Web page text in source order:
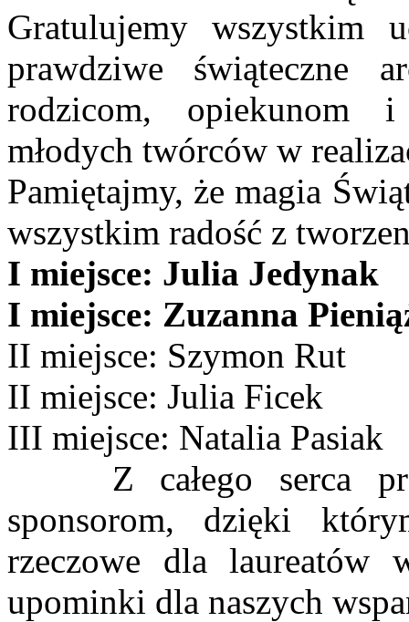
Gratulujemy wszystkim
prawdziwe świąteczne
rodzicom, opiekunom
młodych twórców w
Pamiętajmy, że magia
wszystkim radość z
I miejsce: Julia Jedynak
I miejsce: Zuzanna
II miejsce: Szymon Rut
II miejsce: Julia Ficek
III miejsce: Natalia Pasiak
Z całego serca
sponsorom, dzięki
rzeczowe dla laureatów
upominki dla naszych